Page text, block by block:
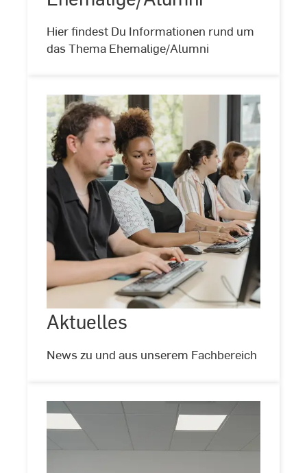
Fernsebner
Hier findest Du Informationen rund um
das Thema Ehemalige/Alumni
©
Andreas
Schlote
Aktuelles
News zu und aus unserem Fachbereich
Aktuelles